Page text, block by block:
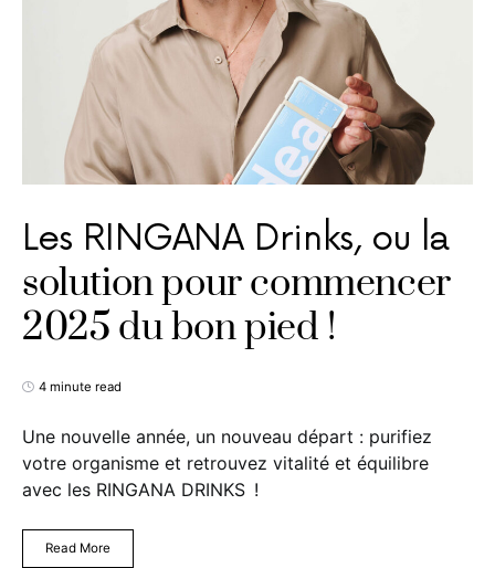
Les RINGANA Drinks, ou la
solution pour commencer
2025 du bon pied !
4 minute read
Une nouvelle année, un nouveau départ : purifiez
votre organisme et retrouvez vitalité et équilibre
avec les RINGANA DRINKS !
Read More